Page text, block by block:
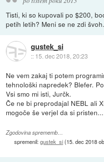
Tisti, ki so kupovali po $200,
petih letih? Meni se ne zdi švoh.
gustek_si
:: 15. dec 2018, 20:23
Ne vem zakaj ti potem
tehnološki napredek? Blefer.
Vsi smo mi isti, Jurčk.
Če ne bi preprodajal NEBL ali
mogoče še verjel da si pristen...
Zgodovina sprememb…
spremenil:gustek_si(15. dec 2018